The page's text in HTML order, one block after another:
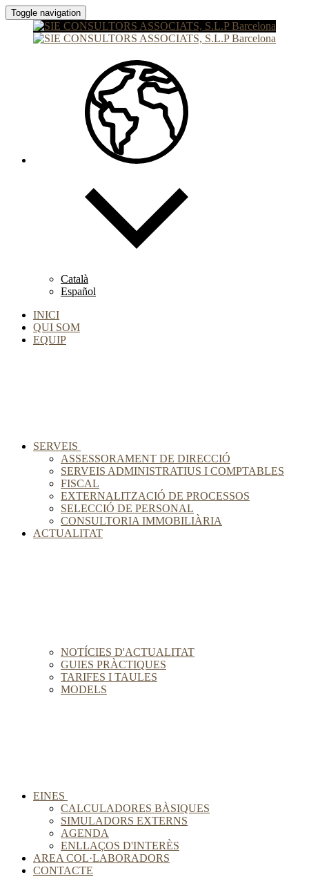
Toggle navigation
Català
Español
INICI
QUI SOM
EQUIP
SERVEIS
ASSESSORAMENT DE DIRECCIÓ
SERVEIS ADMINISTRATIUS I COMPTABLES
FISCAL
EXTERNALITZACIÓ DE PROCESSOS
SELECCIÓ DE PERSONAL
CONSULTORIA IMMOBILIÀRIA
ACTUALITAT
NOTÍCIES D'ACTUALITAT
GUIES PRÀCTIQUES
TARIFES I TAULES
MODELS
EINES
CALCULADORES BÀSIQUES
SIMULADORS EXTERNS
AGENDA
ENLLAÇOS D'INTERÈS
AREA COL·LABORADORS
CONTACTE